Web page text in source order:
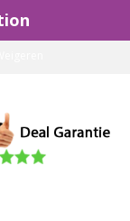
wij gebruik van